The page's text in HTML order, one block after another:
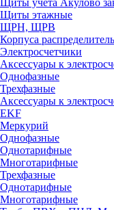
Щиты учета Акулово
Щиты этажные
ЩРН, ЩРВ
Корпуса
Электросчетчики
Аксессуары к
Однофазные
Трехфазные
Аксессуары к
EKF
Меркурий
Однофазные
Однотарифные
Многотарифные
Трехфазные
Однотарифные
Многотарифные